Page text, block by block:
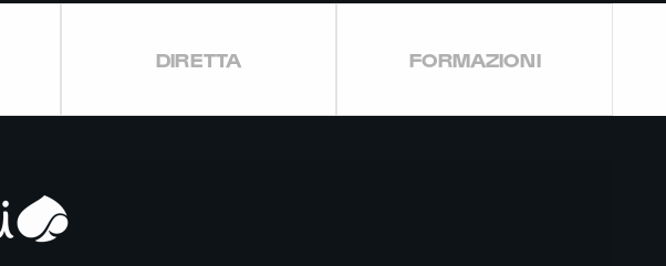
DIRETTA FORMAZIONI